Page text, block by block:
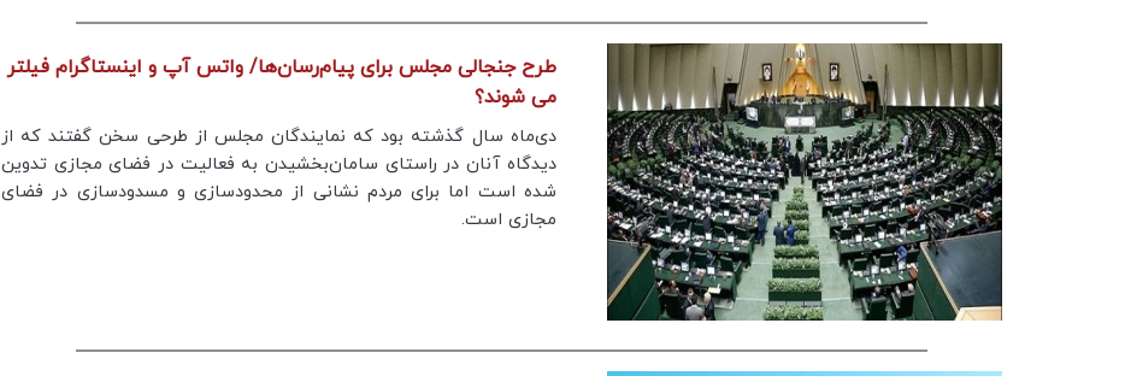
طرح جنجالی مجلس برای پیام‌رسان‌ها/ واتس آپ و اینستاگرام فیلتر
می شوند؟
دی‌ماه سال گذشته بود که نمایندگان مجلس از طرحی سخن گفتند که از
دیدگاه آنان در راستای سامان‌بخشیدن به فعالیت در فضای مجازی تدوین
شده است اما برای مردم نشانی از محدودسازی و مسدودسازی در فضای
مجازی است.